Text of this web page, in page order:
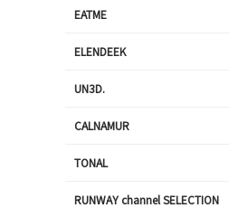
EATME
ELENDEEK
UN3D.
CALNAMUR
TONAL
RUNWAY channel SELECTION